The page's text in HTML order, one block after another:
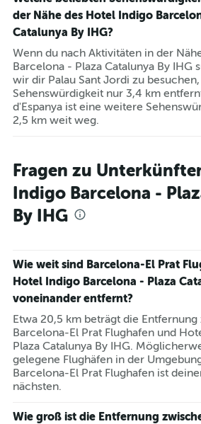
der Nähe des Hotel Indigo
Catalunya By IHG?
Wenn du nach Aktivitäten in der
Barcelona - Plaza Catalunya By IHG
wir dir Palau Sant Jordi zu besuchen,
Sehenswürdigkeit nur 3,4 km
d'Espanya ist eine weitere
2,5 km weit weg.
Fragen zu
Indigo Barcelona -
By IHG
Wie weit sind Barcelona-El Prat
Hotel Indigo Barcelona - Plaza
voneinander entfernt?
Etwa 20,5 km beträgt die
Barcelona-El Prat Flughafen und
Plaza Catalunya By IHG.
gelegene Flughäfen in der
Barcelona-El Prat Flughafen ist
nächsten.
Wie groß ist die Entfernung